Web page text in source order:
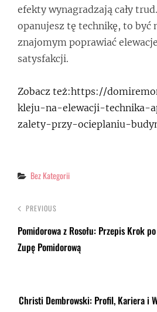
efekty wynagradzają cały
opanujesz tę technikę, to być
znajomym poprawiać
satysfakcji.
Zobacz też:https://
kleju-na-elewacji-technika-
zalety-przy-ocieplaniu-
Categories
Bez Kategorii
PREVIOUS
Pomidorowa z Rosołu: Przepis Krok
Zupę Pomidorową
Christi Dembrowski: Profil, Kariera i